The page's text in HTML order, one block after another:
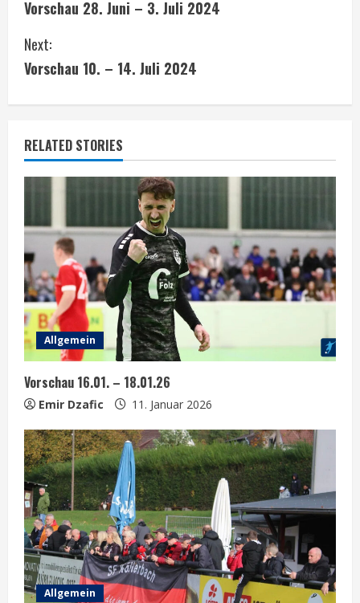
o
n
n
u
e
R
e
a
d
i
n
g
Vorschau 28. Juni – 3. Juli 2024
Next:
Vorschau 10. – 14. Juli 2024
RELATED STORIES
Allgemein
Vorschau 16.01. – 18.01.26
Emir Dzafic 11. Januar 2026
Allgemein